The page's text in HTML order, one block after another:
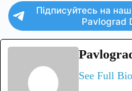
Підписуйтесь на
Pavlograd
See Full Bio